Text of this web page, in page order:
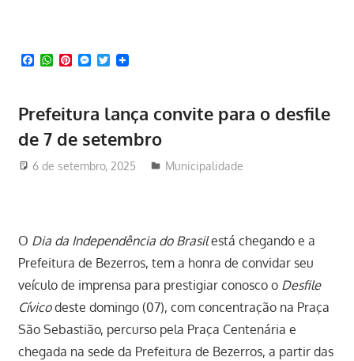
Facebook
WhatsApp
Pinterest
Messenger
Twitter
Prefeitura lança convite para o desfile
de 7 de setembro
6 de setembro, 2025 Redator
Municipalidade
O Dia da Independência do Brasilestá chegando e a
Prefeitura de Bezerros, tem a honra de convidar seu
veículo de imprensa para prestigiar conosco o Desfile
Cívicodeste domingo (07), com concentração na Praça
São Sebastião, percurso pela Praça Centenária e
chegada na sede da Prefeitura de Bezerros, a partir das